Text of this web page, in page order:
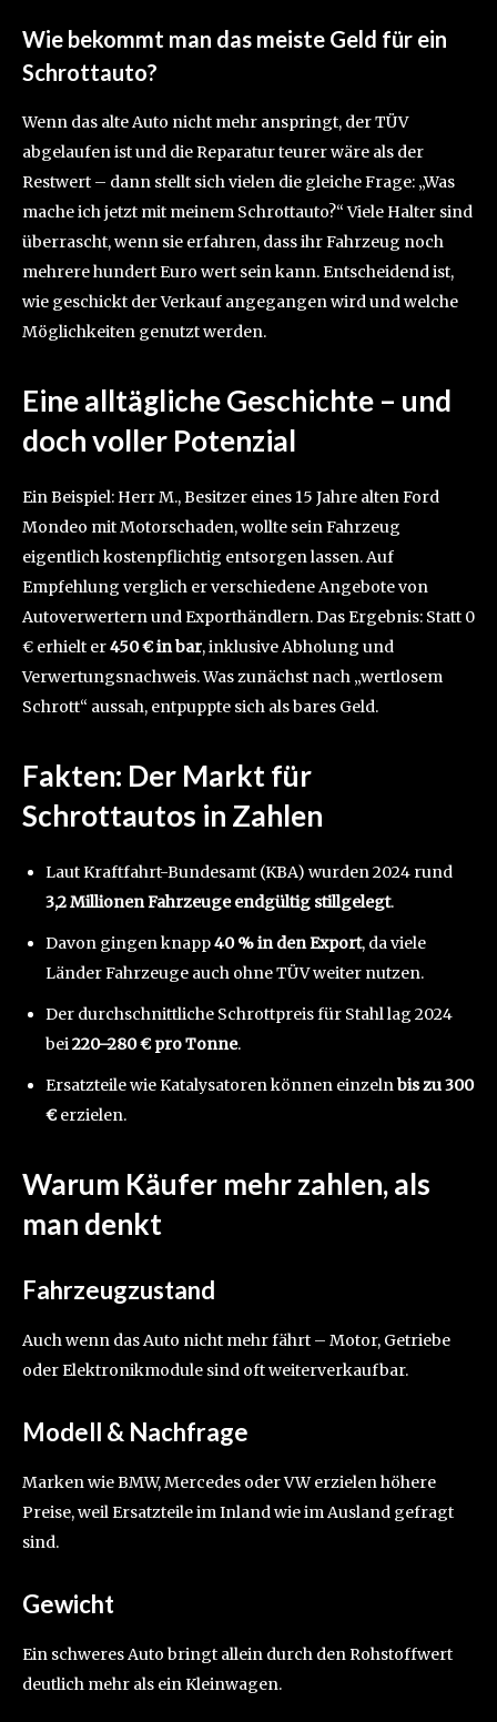
Wie bekommt man das meiste Geld für ein
Schrottauto?
Wenn das alte Auto nicht mehr anspringt, der TÜV
abgelaufen ist und die Reparatur teurer wäre als der
Restwert – dann stellt sich vielen die gleiche Frage: „Was
mache ich jetzt mit meinem Schrottauto?“ Viele Halter sind
überrascht, wenn sie erfahren, dass ihr Fahrzeug noch
mehrere hundert Euro wert sein kann. Entscheidend ist,
wie geschickt der Verkauf angegangen wird und welche
Möglichkeiten genutzt werden.
Eine alltägliche Geschichte – und
doch voller Potenzial
Ein Beispiel: Herr M., Besitzer eines 15 Jahre alten Ford
Mondeo mit Motorschaden, wollte sein Fahrzeug
eigentlich kostenpflichtig entsorgen lassen. Auf
Empfehlung verglich er verschiedene Angebote von
Autoverwertern und Exporthändlern. Das Ergebnis: Statt 0
€ erhielt er450 € in bar, inklusive Abholung und
Verwertungsnachweis. Was zunächst nach „wertlosem
Schrott“ aussah, entpuppte sich als bares Geld.
Fakten: Der Markt für
Schrottautos in Zahlen
Laut Kraftfahrt-Bundesamt (KBA) wurden 2024 rund
3,2 Millionen Fahrzeuge endgültig stillgelegt.
Davon gingen knapp40 % in den Export, da viele
Länder Fahrzeuge auch ohne TÜV weiter nutzen.
Der durchschnittliche Schrottpreis für Stahl lag 2024
bei220–280 € pro Tonne.
Ersatzteile wie Katalysatoren können einzelnbis zu 300
€ erzielen.
Warum Käufer mehr zahlen, als
man denkt
Fahrzeugzustand
Auch wenn das Auto nicht mehr fährt – Motor, Getriebe
oder Elektronikmodule sind oft weiterverkaufbar.
Modell & Nachfrage
Marken wie BMW, Mercedes oder VW erzielen höhere
Preise, weil Ersatzteile im Inland wie im Ausland gefragt
sind.
Gewicht
Ein schweres Auto bringt allein durch den Rohstoffwert
deutlich mehr als ein Kleinwagen.